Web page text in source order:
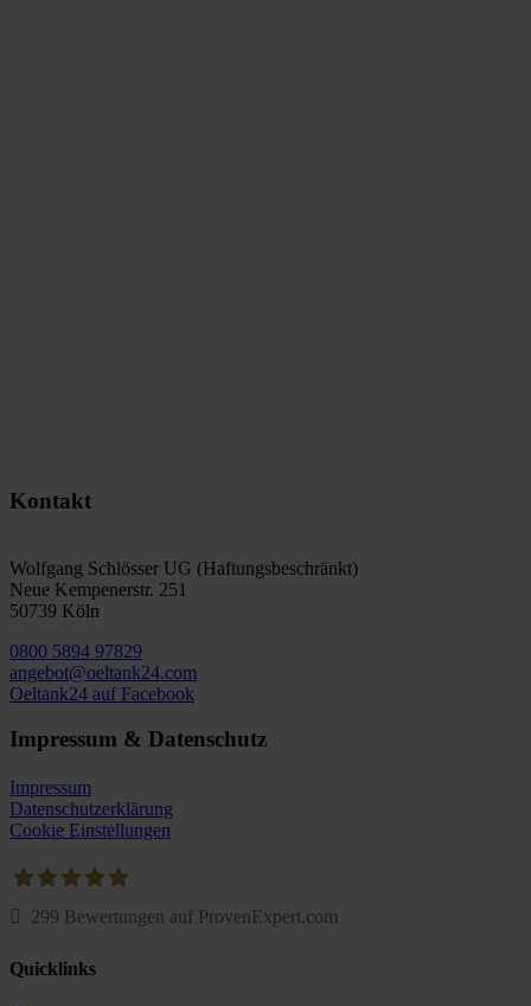
Kontakt
Wolfgang Schlösser UG (Haftungsbeschränkt)
Neue Kempenerstr. 251
50739 Köln
0800 5894 97829
angebot@oeltank24.com
Oeltank24 auf Facebook
Impressum & Datenschutz
Impressum
Datenschutzerklärung
Cookie Einstellungen
299 Bewertungen auf ProvenExpert.com
Quicklinks